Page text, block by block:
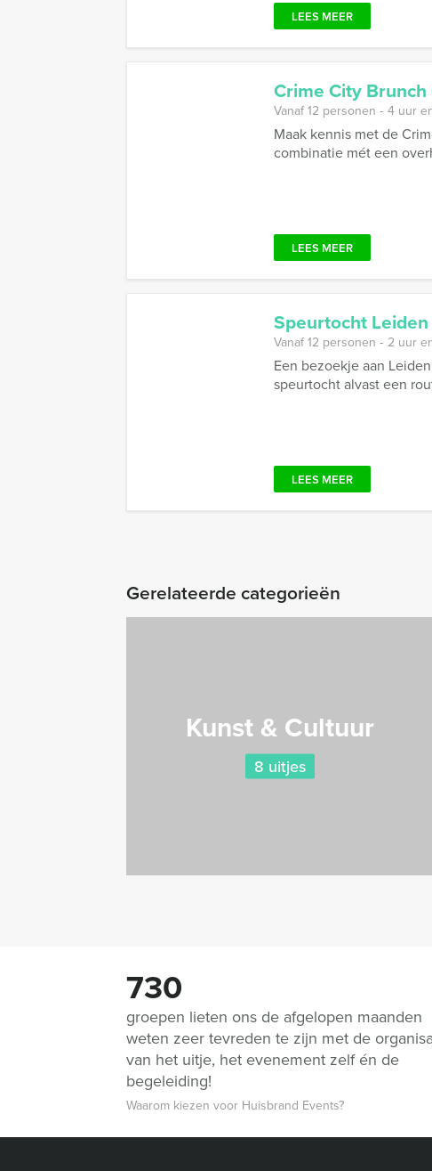
LEES MEER
Crime City Brunch
Vanaf 12 personen ‐ 4 uur
Maak kennis met de
combinatie mét een
LEES MEER
Speurtocht Leiden
Vanaf 12 personen ‐ 2 uur
Een bezoekje aan
speurtocht alvast een
LEES MEER
Gerelateerde categorieën
Kunst & Cultuur
8 uitjes
730
groepen lieten ons de afgelopen maanden
weten zeer tevreden te zijn met de
van het uitje, het evenement zelf én de
begeleiding!
Waarom kiezen voor Huisbrand Events?